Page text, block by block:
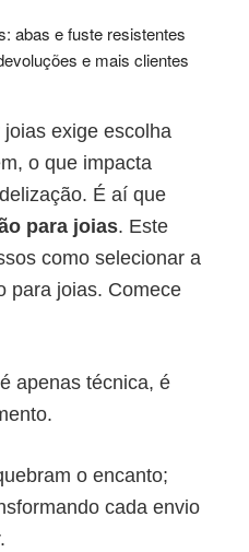
exige escolha
o que impacta
É aí que
para joias. Este
como selecionar a
para joias. Comece
apenas técnica, é
o encanto;
cada envio